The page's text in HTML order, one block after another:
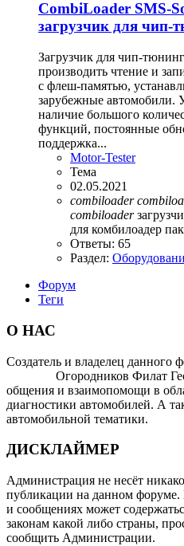
CombiLoader SMS-
загрузчик для чип-
Загрузчик для чип-
производить чтение и
с флеш-памятью,
зарубежные автомобили.
наличие большого
функций, постоянные
поддержка...
Motor-Tester
Тема
02.05.2021
combiloader
combiloader
для комбилоадер
Ответы: 65
Раздел:
Форум
Теги
О НАС
Создатель и владелец данного
Огородников Филат
общения и взаимопомощи в
диагностики автомобилей. А
автомобильной тематики.
ДИСКЛАЙМЕР
Администрация не несёт
публикации на данном форуме.
и сообщениях может
законам какой либо страны,
сообщить Администрации.